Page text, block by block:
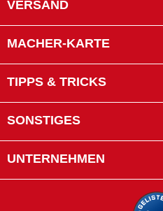
VERSAND
MACHER-KARTE
TIPPS & TRICKS
SONSTIGES
UNTERNEHMEN